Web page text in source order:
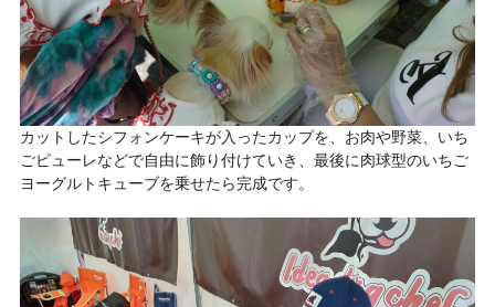
カットしたシフォンケーキが入ったカップを、お肉や野菜、いち
ごピューレなどで自由に飾り付けていき、最後に肉球型のいちご
ヨーグルトキューブを乗せたら完成です。